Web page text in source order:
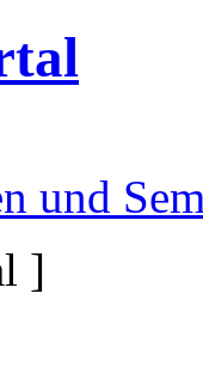
und
]